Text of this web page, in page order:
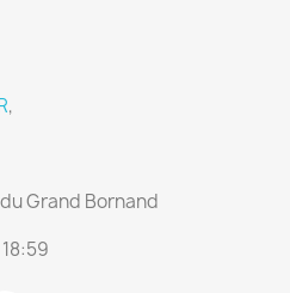
,
Grand Bornand